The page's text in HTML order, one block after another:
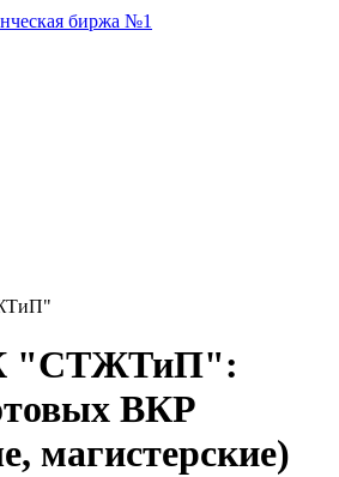
биржа №1
"СТЖТиП":
ВКР
магистерские)